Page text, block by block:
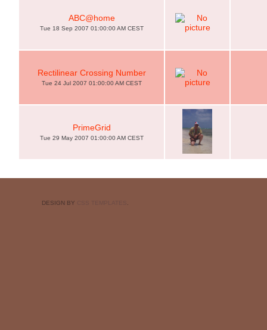
ABC@home
Tue 18 Sep 2007 01:00:00 AM CEST
Rectilinear Crossing Number
Tue 24 Jul 2007 01:00:00 AM CEST
PrimeGrid
Tue 29 May 2007 01:00:00 AM CEST
DESIGN BY CSS TEMPLATES